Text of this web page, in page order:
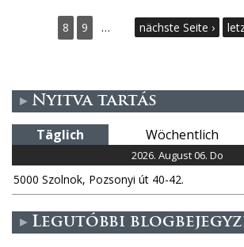
e
n
8 9 … nächste Seite ›
Nyitva tartás
Täglich Wöchentlich
2026. August 06. Do
5000 Szolnok, Pozsonyi út 40-42.
Legutóbbi